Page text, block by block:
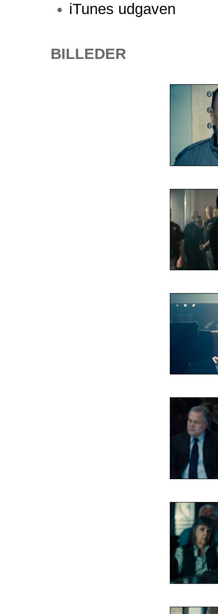
iTunes udgaven
BILLEDER